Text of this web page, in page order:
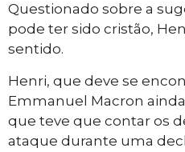
Questionado sobre a
pode ter sido cristão,
sentido.
Henri, que deve se
Emmanuel Macron
que teve que contar os
ataque durante uma